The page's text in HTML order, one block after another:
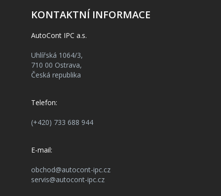
KONTAKTNÍ INFORMACE
AutoCont IPC a.s.
Uhlířská 1064/3,
710 00 Ostrava,
Česká republika
Telefon:
(+420) 733 688 944
E-mail:
obchod@autocont-ipc.cz
servis@autocont-ipc.cz